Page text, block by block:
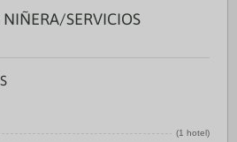
SERVICIOS
(1 hotel)